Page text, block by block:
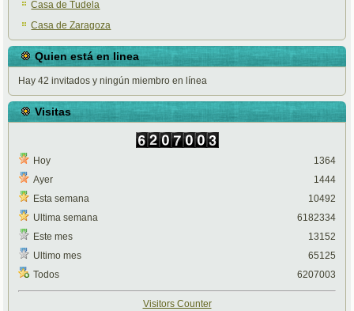
Casa de Tudela
Casa de Zaragoza
Quien está en linea
Hay 42 invitados y ningún miembro en línea
Visitas
Hoy
Ayer
Esta semana
Ultima semana
Este mes
Ultimo mes
Todos
1364
1444
10492
6182334
13152
65125
6207003
Visitors Counter